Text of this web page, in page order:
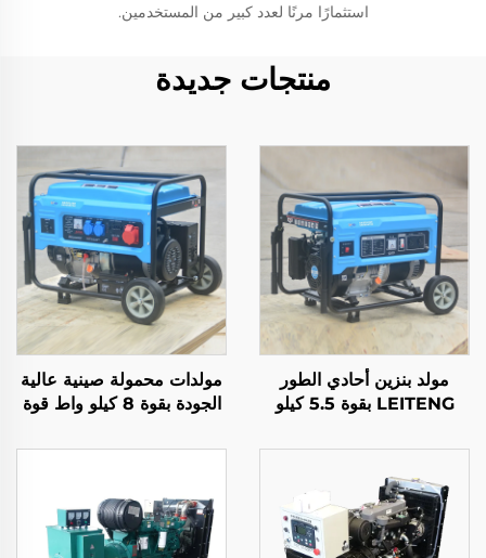
استثمارًا مرنًا لعدد كبير من المستخدمين.
منتجات جديدة
مولد بنزين أحادي الطور
LEITENG بقوة 5.5 كيلو
هرتز / 60 هرتز القوة
المعتمد 380 فولت بدء ركود
مولدات محمولة صينية عالية
الجودة بقوة 8 كيلو واط قوة
تيار متردد أحادي الطور